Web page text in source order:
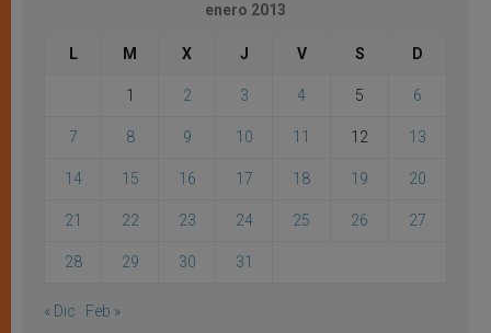
enero 2013
L M X J V S D
1 2 3 4 5 6
7 8 9 10 11 12 13
14 15 16 17 18 19 20
21 22 23 24 25 26 27
28 29 30 31
« Dic Feb »